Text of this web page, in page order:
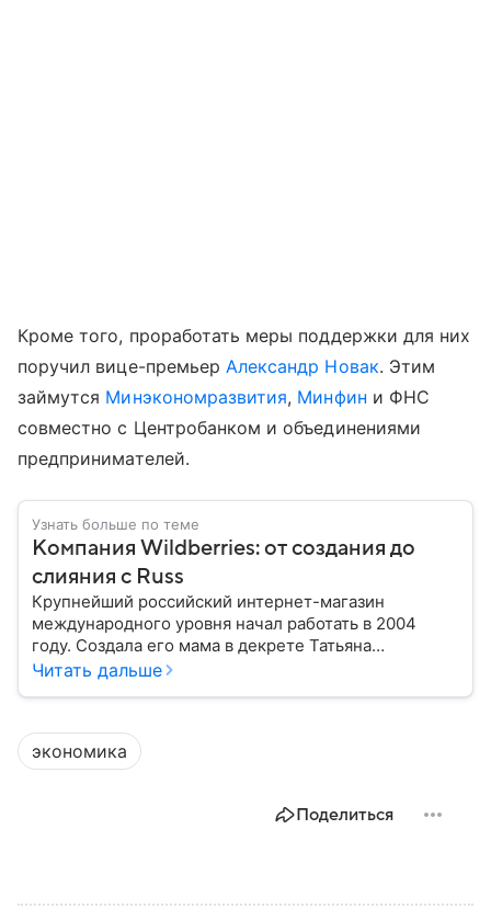
Кроме того, проработать меры поддержки для них
поручил вице-премьерАлександр Новак. Этим
займутся Минэкономразвития, Минфин и ФНС
совместно с Центробанком и объединениями
предпринимателей.
Узнать больше по теме
Компания Wildberries: от создания до
слияния с Russ
Крупнейший российский интернет-магазин
международного уровня начал работать в 2004
году. Создала его мама в декрете Татьяна
Бакальчук. Сегодня владелица Wildberries — одна
Читать дальше
экономика
Поделиться